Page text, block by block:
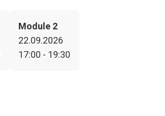
Module 2
22.09.2026
17:00 - 19:30